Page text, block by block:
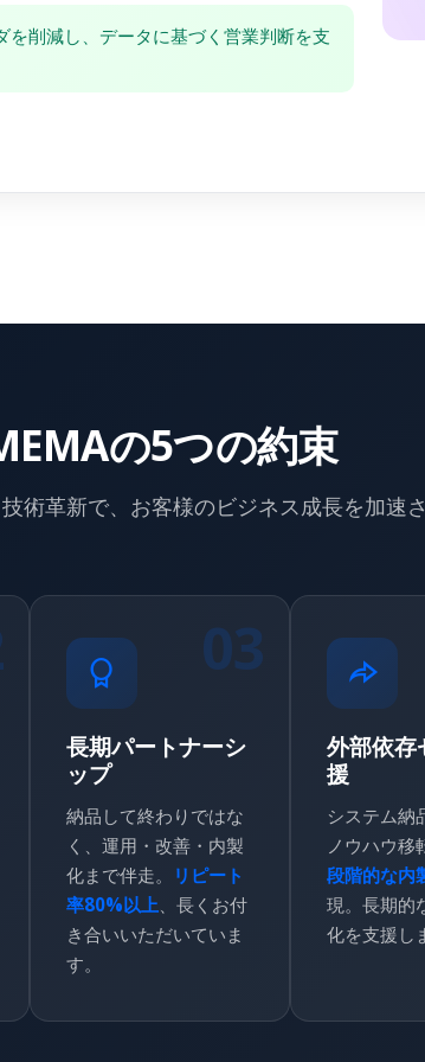
削減し、データに基づく営業判断を支
の5つの約束
術革新で、お客様のビジネス成長を加速
03
長期パートナーシ
ップ
納品して終わりではな
く、運用・改善・内製
化まで伴走。
リピート
率80%以上、長くお付
き合いいただいていま
す。
外部依存
援
システム納
ノウハウ移
段階的な内
現。長期的
化を支援し